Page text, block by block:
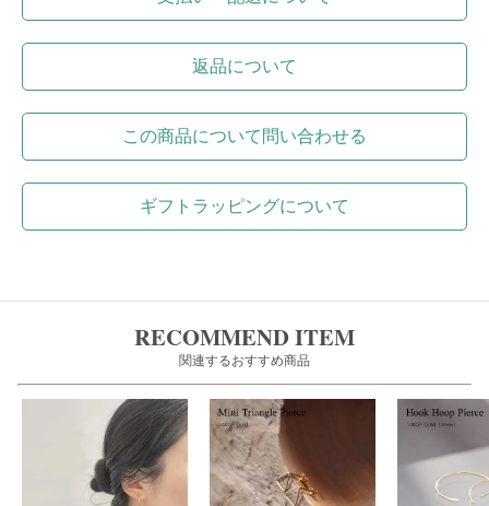
返品について
この商品について問い合わせる
ギフトラッピングについて
RECOMMEND ITEM
関連するおすすめ商品